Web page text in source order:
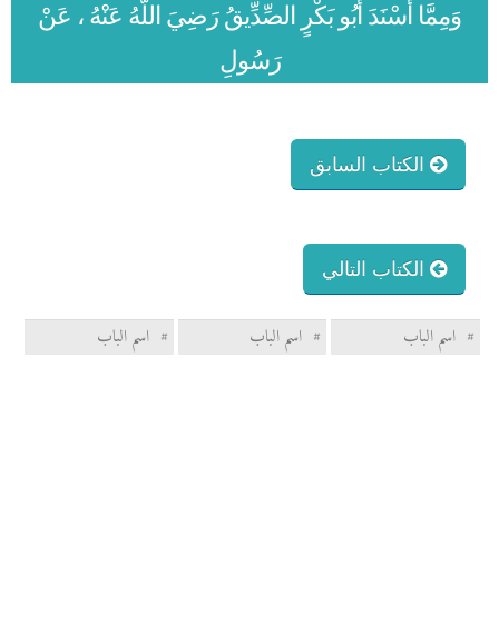
وَمِمَّا أَسْنَدَ أَبُو بَكْرٍ الصِّدِّيقُ رَضِيَ اللَّهُ عَنْهُ ، عَنْ
رَسُولِ
الكتاب السابق
الكتاب التالي
# اسم الباب # اسم الباب # اسم الباب